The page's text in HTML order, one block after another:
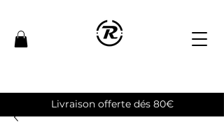
Livraison offerte dés 80€